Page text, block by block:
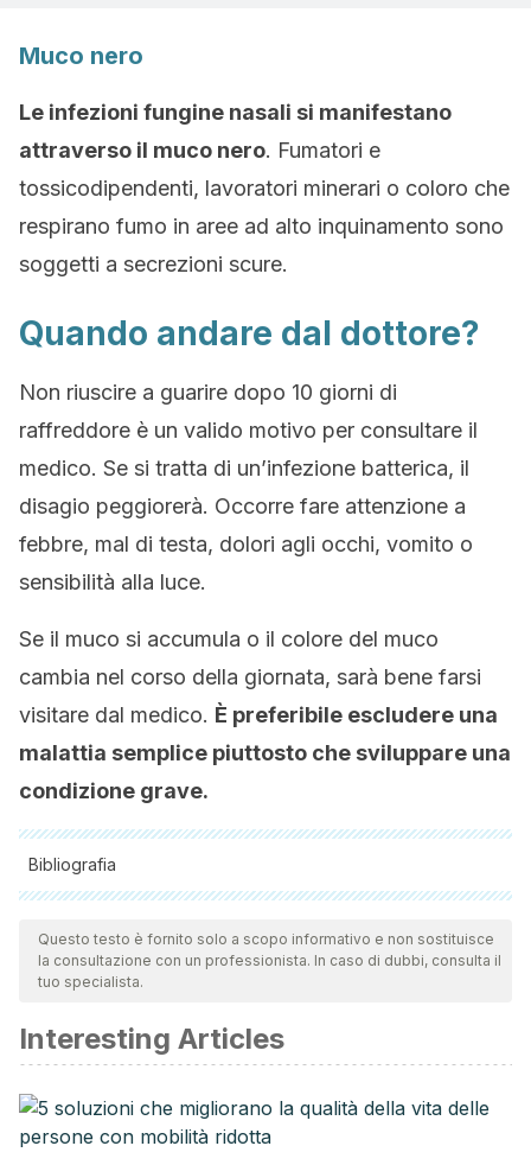
Muco nero
Le infezioni fungine nasali si manifestano
attraverso il muco nero. Fumatori e
tossicodipendenti, lavoratori minerari o coloro che
respirano fumo in aree ad alto inquinamento sono
soggetti a secrezioni scure.
Quando andare dal dottore?
Non riuscire a guarire dopo 10 giorni di
raffreddore è un valido motivo per consultare il
medico. Se si tratta di un’infezione batterica, il
disagio peggiorerà. Occorre fare attenzione a
febbre, mal di testa, dolori agli occhi, vomito o
sensibilità alla luce.
Se il muco si accumula o il colore del muco
cambia nel corso della giornata, sarà bene farsi
visitare dal medico. È preferibile escludere una
malattia semplice piuttosto che sviluppare una
condizione grave.
Bibliografia
Tutte le fonti citate sono state esaminate a fondo dal nostro
team per garantirne la qualità, l'affidabilità, l'attualità e la
validità. La bibliografia di questo articolo è stata considerata
Bouza J, Luque M, Muñoz I. Infecciones víricas del tracto
respiratorio. Pediatría Integral. España; 2021.
https://www.mendeley.com/catalogue/34c17a00-ad2c-
3982-abc0-ecdb4120fbbf/?
Questo testo è fornito solo a scopo informativo e non sostituisce
la consultazione con un professionista. In caso di dubbi, consulta il
tuo specialista.
Interesting Articles